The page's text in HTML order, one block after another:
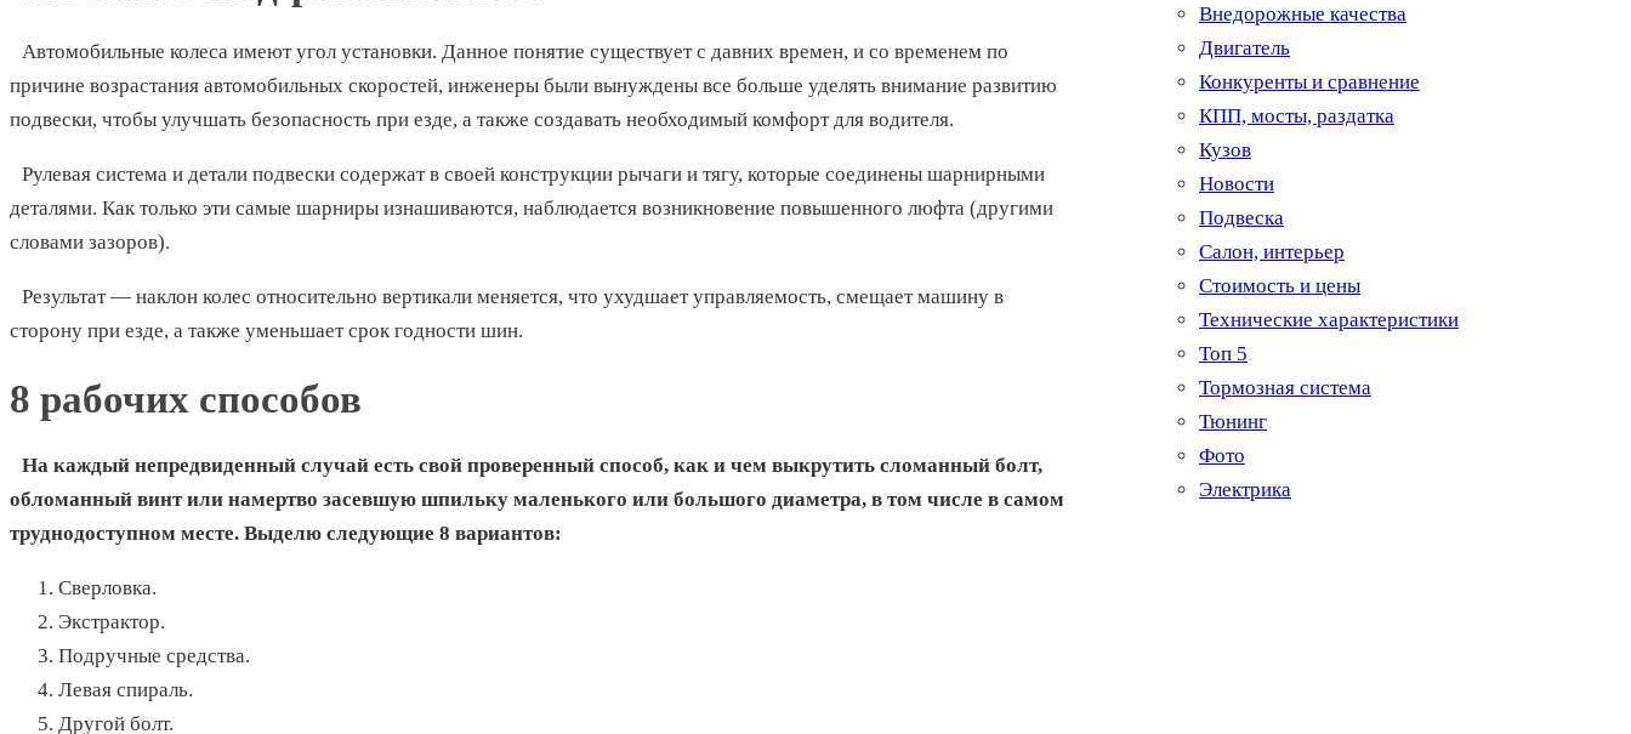
Автомобильные колеса имеют угол установки. Данное понятие существует с давних времен, и со временем по
причине возрастания автомобильных скоростей, инженеры были вынуждены все больше уделять внимание развитию
подвески, чтобы улучшать безопасность при езде, а также создавать необходимый комфорт для водителя.
Рулевая система и детали подвески содержат в своей конструкции рычаги и тягу, которые соединены шарнирными
деталями. Как только эти самые шарниры изнашиваются, наблюдается возникновение повышенного люфта (другими
словами зазоров).
Результат — наклон колес относительно вертикали меняется, что ухудшает управляемость, смещает машину в
сторону при езде, а также уменьшает срок годности шин.
8 рабочих способов
На каждый непредвиденный случай есть свой проверенный способ, как и чем выкрутить сломанный болт,
обломанный винт или намертво засевшую шпильку маленького или большого диаметра, в том числе в самом
труднодоступном месте. Выделю следующие 8 вариантов:
Сверловка.
Экстрактор.
Подручные средства.
Левая спираль.
Другой болт.
Внедорожные качества
Двигатель
Конкуренты и сравнение
КПП, мосты, раздатка
Кузов
Новости
Подвеска
Салон, интерьер
Стоимость и цены
Технические характеристики
Топ 5
Тормозная система
Тюнинг
Фото
Электрика